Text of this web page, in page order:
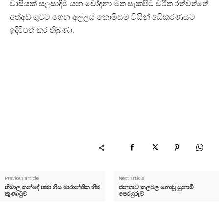
වාසියක් සලසාදීම යන චෝදනා මත සැකපිට චරිත රත්වත්තේ
අත්අඩංගුවට ගෙන අල්ලස් කොමිසම විසින් අධිකරණයට
ඉදිරිපත් කර තිබුණා.
Previous article
හිමාල කන්දේ හමා ගිය මාරාන්තික හිම
කුණාටුව
Next article
ජනතාව කලබල නොවූ සුනාමි
පෙරහුරුව